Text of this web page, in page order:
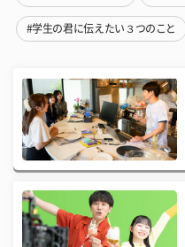
#学生の君に伝えたい３つのこと